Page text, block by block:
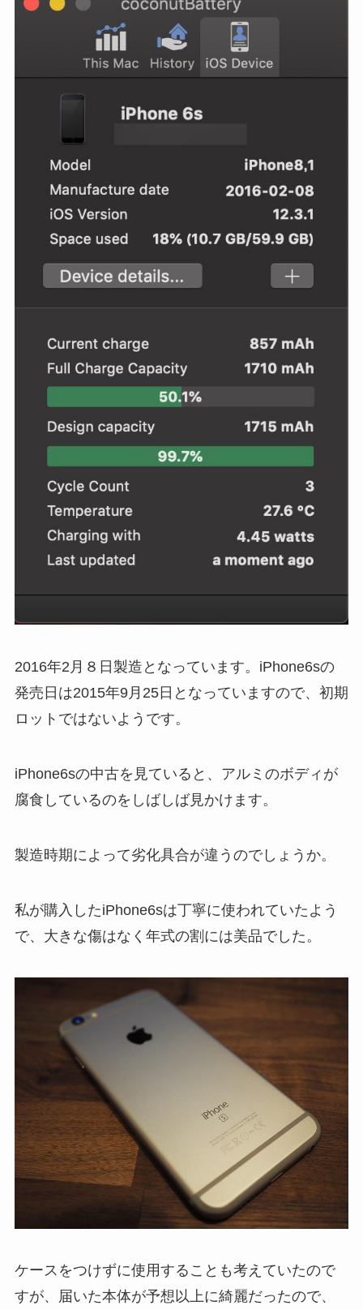
2016年2月８日製造となっています。iPhone6sの
発売日は2015年9月25日となっていますので、初期
ロットではないようです。
iPhone6sの中古を見ていると、アルミのボディが
腐食しているのをしばしば見かけます。
製造時期によって劣化具合が違うのでしょうか。
私が購入したiPhone6sは丁寧に使われていたよう
で、大きな傷はなく年式の割には美品でした。
ケースをつけずに使用することも考えていたので
すが、届いた本体が予想以上に綺麗だったので、